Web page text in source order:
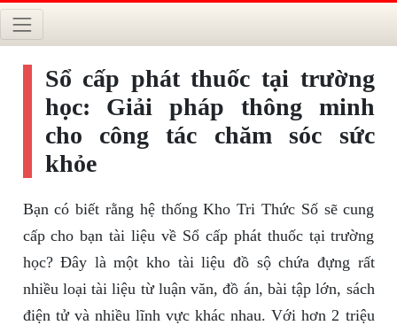
Sổ cấp phát thuốc tại trường
học: Giải pháp thông minh
cho công tác chăm sóc sức
khỏe
Bạn có biết rằng hệ thống Kho Tri Thức Số sẽ cung
cấp cho bạn tài liệu về Sổ cấp phát thuốc tại trường
học? Đây là một kho tài liệu đồ sộ chứa đựng rất
nhiều loại tài liệu từ luận văn, đồ án, bài tập lớn, sách
điện tử và nhiều lĩnh vực khác nhau. Với hơn 2 triệu